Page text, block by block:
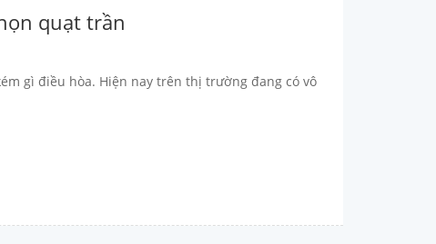
quạt trần
gì điều hòa. Hiện nay trên thị trường đang có vô